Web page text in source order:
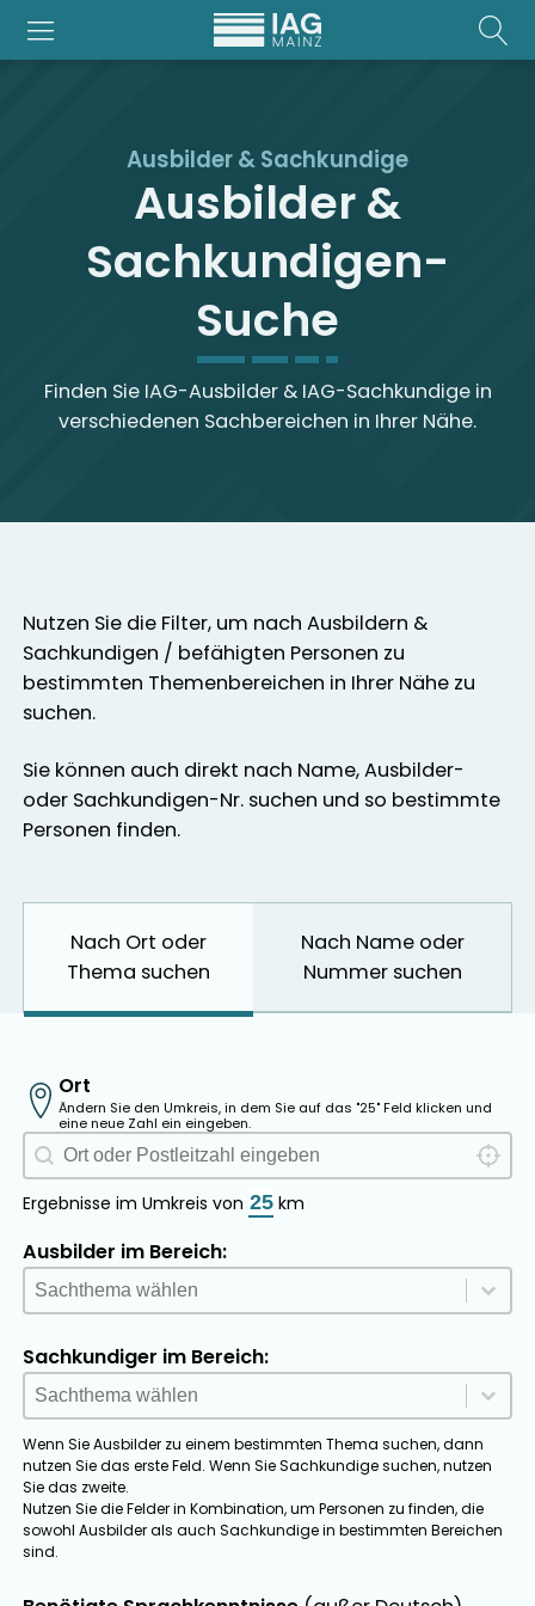
Ausbilder & Sachkundige
Ausbilder &
Sachkundigen-
Suche
Finden Sie IAG-Ausbilder & IAG-Sachkundige in
verschiedenen Sachbereichen in Ihrer Nähe.
Nutzen Sie die Filter, um nach Ausbildern &
Sachkundigen / befähigten Personen zu
bestimmten Themenbereichen in Ihrer Nähe zu
suchen.
Sie können auch direkt nach Name, Ausbilder-
oder Sachkundigen-Nr. suchen und so bestimmte
Personen finden.
Nach Ort oder
Thema suchen
Nach Name oder
Nummer suchen
Ort
Ändern Sie den Umkreis, in dem Sie auf das "25" Feld klicken und
eine neue Zahl ein eingeben.
Ausbildersuche Ort
Geolocation Locate
Ergebnisse im Umkreis von km
Ausbilder im Bereich:
Sachthema Ausbilder
Select content
Select content
Sachkundiger im Bereich:
Sachthema Sachkundige
Select content
Select content
Wenn Sie Ausbilder zu einem bestimmten Thema suchen, dann
nutzen Sie das erste Feld. Wenn Sie Sachkundige suchen, nutzen
Sie das zweite.
Nutzen Sie die Felder in Kombination, um Personen zu finden, die
sowohl Ausbilder als auch Sachkundige in bestimmten Bereichen
sind.